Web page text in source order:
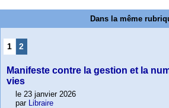
Dans la même
1 2
Manifeste contre la gestion et la
vies
le 23 janvier 2026
par Libraire